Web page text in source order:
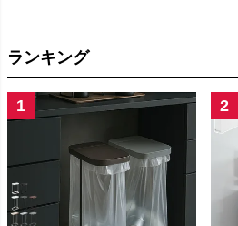
ランキング
1 2